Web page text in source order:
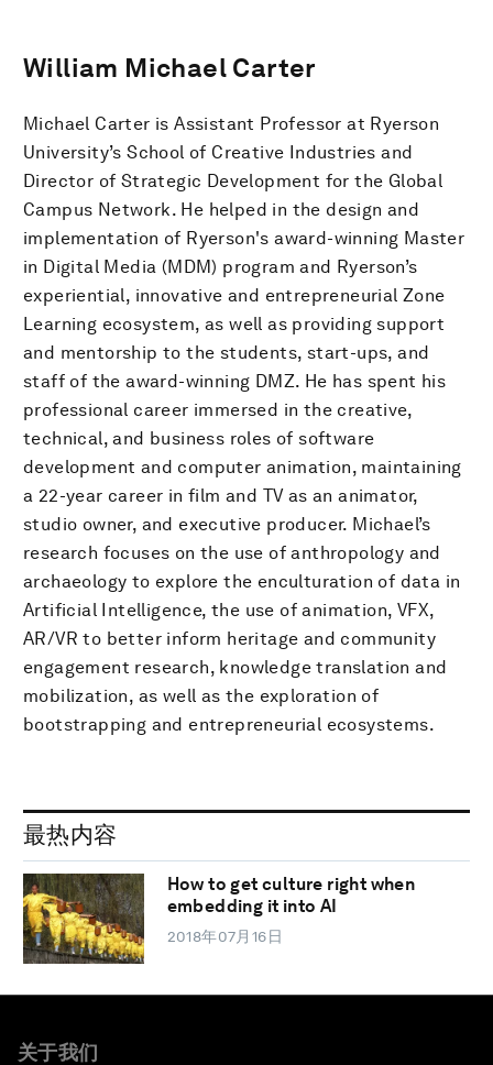
William Michael Carter
Michael Carter is Assistant Professor at Ryerson
University’s School of Creative Industries and
Director of Strategic Development for the Global
Campus Network. He helped in the design and
implementation of Ryerson's award-winning Master
in Digital Media (MDM) program and Ryerson’s
experiential, innovative and entrepreneurial Zone
Learning ecosystem, as well as providing support
and mentorship to the students, start-ups, and
staff of the award-winning DMZ. He has spent his
professional career immersed in the creative,
technical, and business roles of software
development and computer animation, maintaining
a 22-year career in film and TV as an animator,
studio owner, and executive producer. Michael’s
research focuses on the use of anthropology and
archaeology to explore the enculturation of data in
Artificial Intelligence, the use of animation, VFX,
AR/VR to better inform heritage and community
engagement research, knowledge translation and
mobilization, as well as the exploration of
bootstrapping and entrepreneurial ecosystems.
最热内容
How to get culture right when
embedding it into AI
2018年07月16日
关于我们